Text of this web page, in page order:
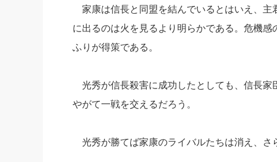
家康は信長と同盟を結んでいるとはいえ、主
に出るのは火を見るより明らかである。危機
ふりが得策である。
光秀が信長殺害に成功したとしても、信長家
やがて一戦を交えるだろう。
光秀が勝てば家康のライバルたちは消え、さ